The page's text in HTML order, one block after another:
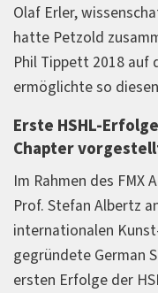
Olaf Erler,
hatte Petzold
Phil Tippett 2018 auf
ermöglichte so
Erste HSHL-
Chapter
Im Rahmen des FMX
Prof. Stefan Albertz
internationalen
gegründete German
ersten Erfolge der